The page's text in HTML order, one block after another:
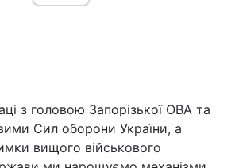
з головою Запорізької ОВА та
Сил оборони України, а
вищого військового